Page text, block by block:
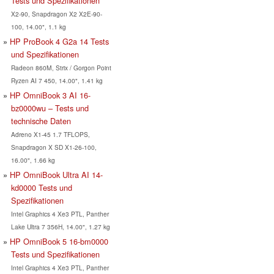
X2-90, Snapdragon X2 X2E-90-
100, 14.00", 1.1 kg
HP ProBook 4 G2a 14 Tests
und Spezifikationen
Radeon 860M, Strix / Gorgon Point
Ryzen AI 7 450, 14.00", 1.41 kg
HP OmniBook 3 AI 16-
bz0000wu – Tests und
technische Daten
Adreno X1-45 1.7 TFLOPS,
Snapdragon X SD X1-26-100,
16.00", 1.66 kg
HP OmniBook Ultra AI 14-
kd0000 Tests und
Spezifikationen
Intel Graphics 4 Xe3 PTL, Panther
Lake Ultra 7 356H, 14.00", 1.27 kg
HP OmniBook 5 16-bm0000
Tests und Spezifikationen
Intel Graphics 4 Xe3 PTL, Panther